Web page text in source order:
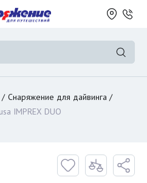
Снаряжение для дайвинга
IMPREX DUO